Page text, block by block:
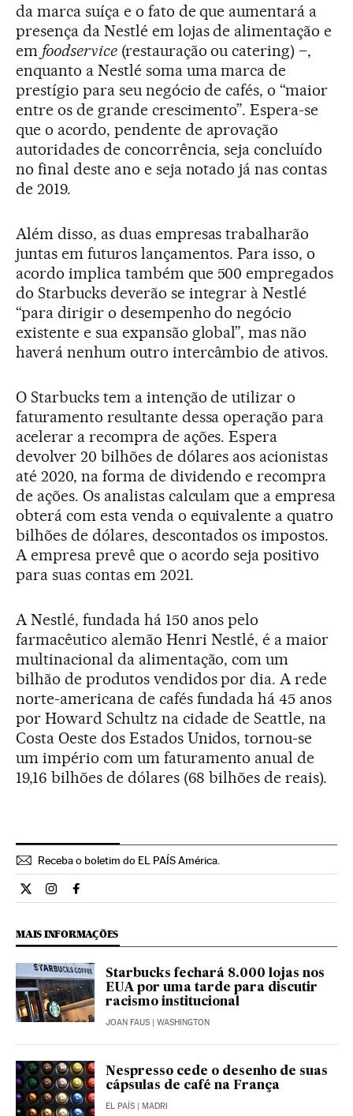
da marca suíça e o fato de que aumentará a
presença da Nestlé em lojas de alimentação e
em foodservice(restauração ou catering) –,
enquanto a Nestlé soma uma marca de
prestígio para seu negócio de cafés, o “maior
entre os de grande crescimento”. Espera-se
que o acordo, pendente de aprovação
autoridades de concorrência, seja concluído
no final deste ano e seja notado já nas contas
de 2019.
Além disso, as duas empresas trabalharão
juntas em futuros lançamentos. Para isso, o
acordo implica também que 500 empregados
do Starbucks deverão se integrar à Nestlé
“para dirigir o desempenho do negócio
existente e sua expansão global”, mas não
haverá nenhum outro intercâmbio de ativos.
O Starbucks tem a intenção de utilizar o
faturamento resultante dessa operação para
acelerar a recompra de ações. Espera
devolver 20 bilhões de dólares aos acionistas
até 2020, na forma de dividendo e recompra
de ações. Os analistas calculam que a empresa
obterá com esta venda o equivalente a quatro
bilhões de dólares, descontados os impostos.
A empresa prevê que o acordo seja positivo
para suas contas em 2021.
A Nestlé, fundada há 150 anos pelo
farmacêutico alemão Henri Nestlé, é a maior
multinacional da alimentação, com um
bilhão de produtos vendidos por dia. A rede
norte-americana de cafés fundada há 45 anos
por Howard Schultz na cidade de Seattle, na
Costa Oeste dos Estados Unidos, tornou-se
um império com um faturamento anual de
19,16 bilhões de dólares (68 bilhões de reais).
Receba o boletim do EL PAÍS América.
Economia El País Brasil en Twitter
Economia El País Brasil en Instagram
Economia El País Brasil en Facebook
MAIS INFORMAÇÕES
Starbucks fechará 8.000 lojas nos
EUA por uma tarde para discutir
racismo institucional
JOAN FAUS | WASHINGTON
Nespresso cede o desenho de suas
cápsulas de café na França
EL PAÍS | MADRI